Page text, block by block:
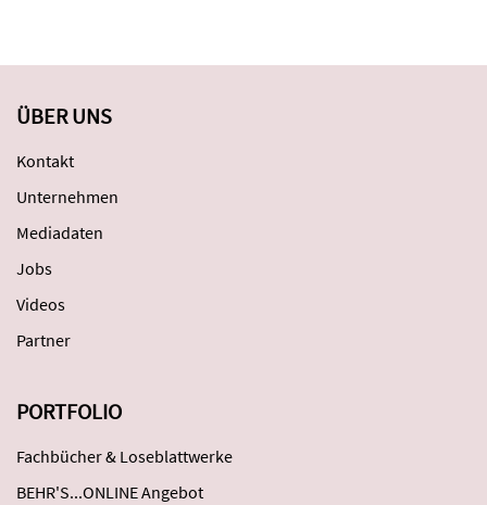
ÜBER UNS
Kontakt
Unternehmen
Mediadaten
Jobs
Videos
Partner
PORTFOLIO
Fachbücher & Loseblattwerke
BEHR'S...ONLINE Angebot